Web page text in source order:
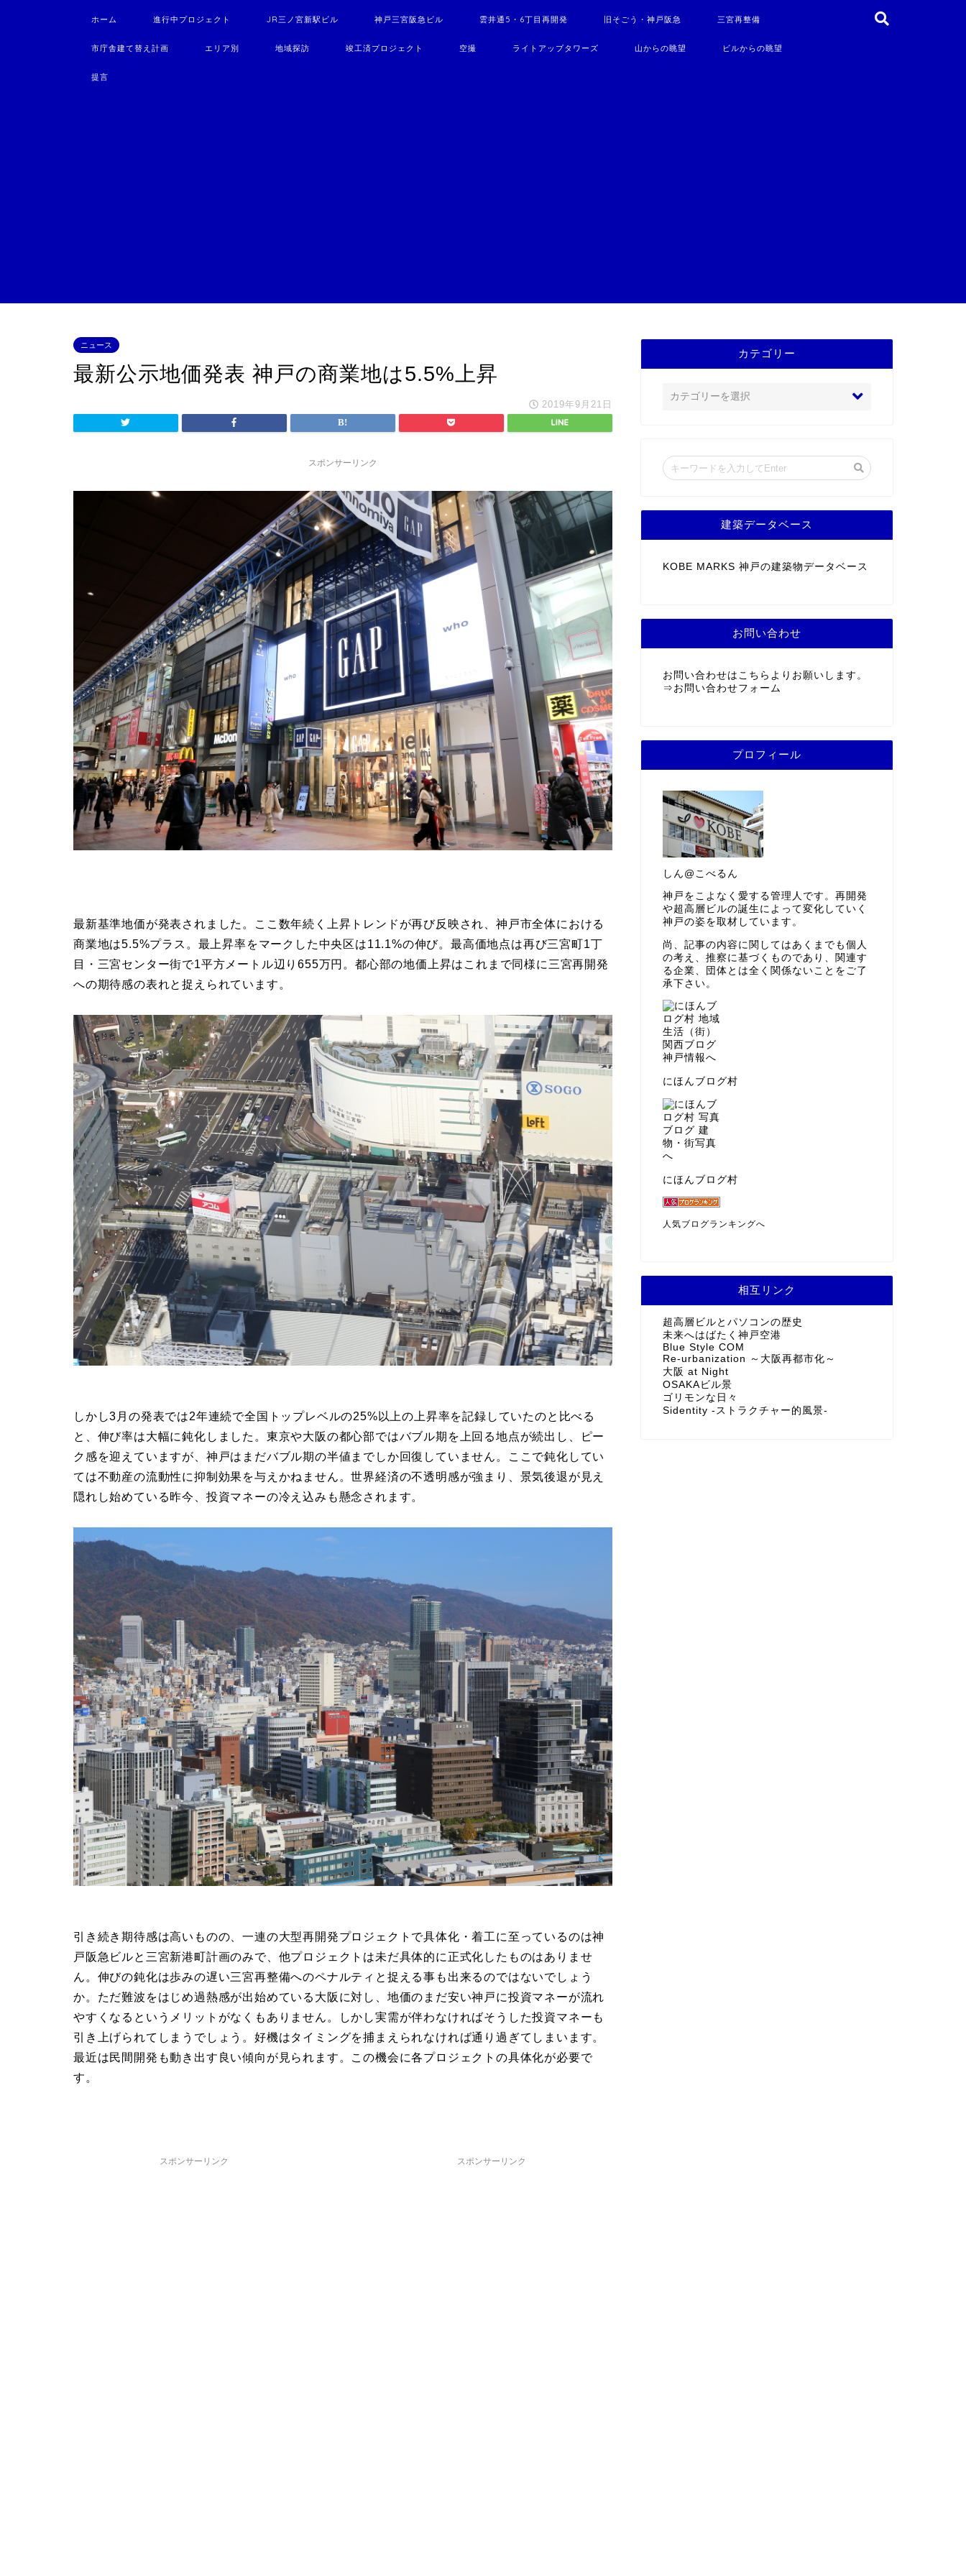
ホーム 進行中プロジェクト JR三ノ宮新駅ビル 神戸三宮阪急ビル 雲井通5・6丁目再開発 旧そごう・神戸阪急 三宮再整備
市庁舎建て替え計画 エリア別 地域探訪 竣工済プロジェクト 空撮 ライトアップタワーズ 山からの眺望 ビルからの眺望
提言
ニュース
最新公示地価発表 神戸の商業地は5.5%上昇
2019年9月21日
スポンサーリンク
最新基準地価が発表されました。ここ数年続く上昇トレンドが再び反映され、神戸市全体における
商業地は5.5%プラス。最上昇率をマークした中央区は11.1%の伸び。最高価地点は再び三宮町1丁
目・三宮センター街で1平方メートル辺り655万円。都心部の地価上昇はこれまで同様に三宮再開発
への期待感の表れと捉えられています。
しかし3月の発表では2年連続で全国トップレベルの25%以上の上昇率を記録していたのと比べる
と、伸び率は大幅に鈍化しました。東京や大阪の都心部ではバブル期を上回る地点が続出し、ピー
ク感を迎えていますが、神戸はまだバブル期の半値までしか回復していません。ここで鈍化してい
ては不動産の流動性に抑制効果を与えかねません。世界経済の不透明感が強まり、景気後退が見え
隠れし始めている昨今、投資マネーの冷え込みも懸念されます。
引き続き期待感は高いものの、一連の大型再開発プロジェクトで具体化・着工に至っているのは神
戸阪急ビルと三宮新港町計画のみで、他プロジェクトは未だ具体的に正式化したものはありませ
ん。伸びの鈍化は歩みの遅い三宮再整備へのペナルティと捉える事も出来るのではないでしょう
か。ただ難波をはじめ過熱感が出始めている大阪に対し、地価のまだ安い神戸に投資マネーが流れ
やすくなるというメリットがなくもありません。しかし実需が伴わなければそうした投資マネーも
引き上げられてしまうでしょう。好機はタイミングを捕まえられなければ通り過ぎてしまいます。
最近は民間開発も動き出す良い傾向が見られます。この機会に各プロジェクトの具体化が必要で
す。
スポンサーリンク スポンサーリンク
カテゴリー
建築データベース
KOBE MARKS 神戸の建築物データベース
お問い合わせ
お問い合わせはこちらよりお願いします。
⇒ お問い合わせフォーム
プロフィール
しん@こべるん
神戸をこよなく愛する管理人です。再開発
や超高層ビルの誕生によって変化していく
神戸の姿を取材しています。
尚、記事の内容に関してはあくまでも個人
の考え、推察に基づくものであり、関連す
る企業、団体とは全く関係ないことをご了
承下さい。
にほんブログ村
にほんブログ村
人気ブログランキングへ
相互リンク
超高層ビルとパソコンの歴史
未来へはばたく神戸空港
Blue Style COM
Re-urbanization ～大阪再都市化～
大阪 at Night
OSAKAビル景
ゴリモンな日々
Sidentity -ストラクチャー的風景-